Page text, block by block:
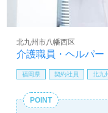
介護職員・ヘルパー
北九州市八幡西区
福岡県 契約社員 北九
POINT